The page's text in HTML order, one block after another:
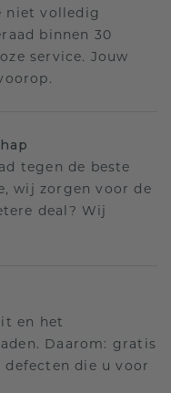
niet volledig
binnen 30
service. Jouw
tegen de beste
wij zorgen voor de
deal? Wij
en het
Daarom: gratis
die u voor